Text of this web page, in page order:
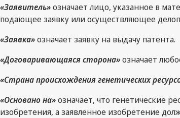
«Заявитель»означает лицо, указанное в
подающее заявку или осуществляющее
«Заявка»означает заявку на выдачу патента.
«Договаривающаяся сторона»означает
«Страна происхождения генетических
«Основано на»означает, что генетические
изобретения, а заявленное изобретение